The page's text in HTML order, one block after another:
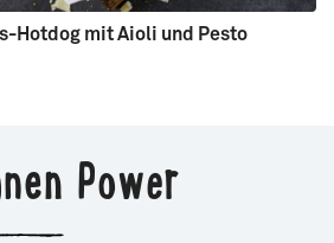
Hotdog mit Aioli und Pesto
Power